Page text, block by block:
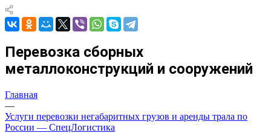
Перевозка сборных
металлоконструкций и сооружений
Главная
—
Услуги перевозки негабаритных грузов и аренды трала по
России — СпецЛогистика